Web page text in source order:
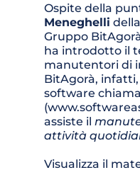
Ospite della
Meneghelli
Gruppo
ha introdotto il
manutentori di
BitAgorà,
software
(
assiste il
attività
Visualizza il